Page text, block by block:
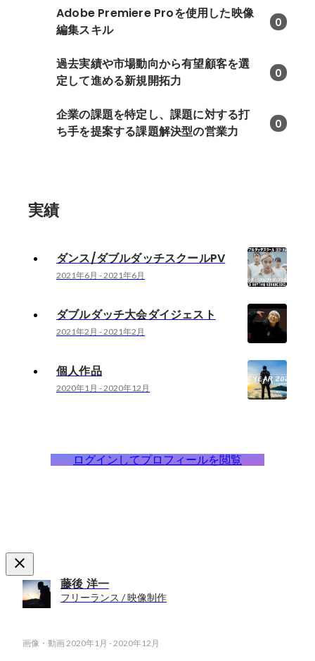
Adobe Premiere Proを使用した映像
編集スキル
0
過去実績や市場動向から有望顧客を選
定して進める新規開拓力
0
企業の課題を特定し、課題に対する打
ち手を提案する課題解決型の営業力
0
実績
ダンス/ダブルダッチスクールPV
2021年6月 -2021年6月
ダブルダッチ大会ダイジェスト
2021年2月 -2021年2月
個人作品
2020年1月 -2020年12月
ログインしてプロフィールを閲覧
藤後 洋一
フリーランス / 映像制作
画像・動画2020年1月 -2020年12月